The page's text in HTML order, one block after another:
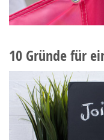
10 Gründe für